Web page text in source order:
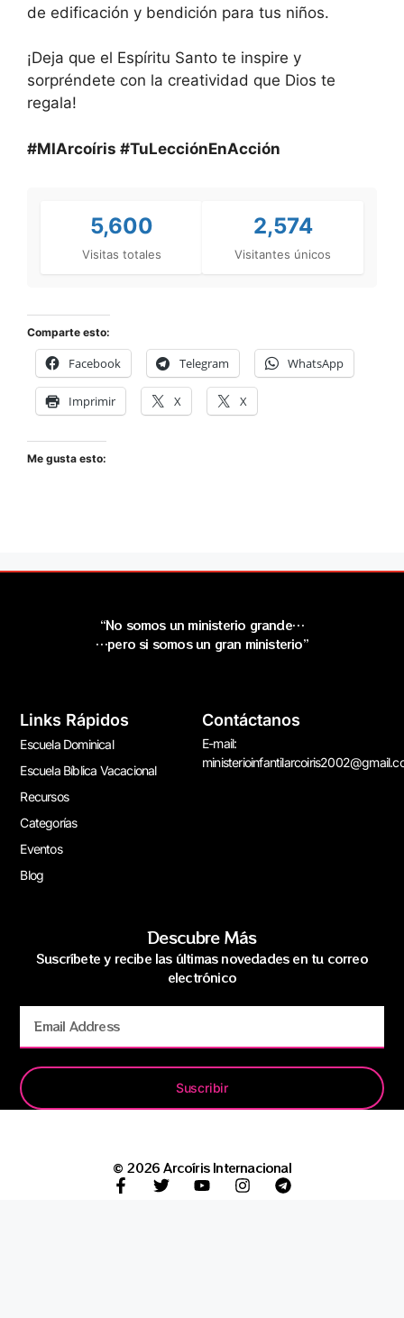
de edificación y bendición para tus niños.
¡Deja que el Espíritu Santo te inspire y
sorpréndete con la creatividad que Dios te
regala!
#MIArcoíris #TuLecciónEnAcción
5,600
Visitas totales
2,574
Visitantes únicos
Comparte esto:
Facebook Telegram WhatsApp
Imprimir X X
Me gusta esto:
“No somos un ministerio grande…
…pero si somos un gran ministerio”
Links Rápidos
Escuela Dominical
Escuela Bíblica Vacacional
Recursos
Categorías
Eventos
Blog
Contáctanos
E-mail:
Descubre Más
Suscríbete y recibe las últimas novedades en tu correo
electrónico
Suscribir
© 2026 Arcoíris Internacional